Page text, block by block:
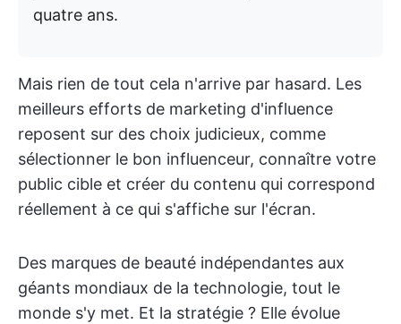
quatre ans.
Mais rien de tout cela n'arrive par hasard. Les
meilleurs efforts de marketing d'influence
reposent sur des choix judicieux, comme
sélectionner le bon influenceur, connaître votre
public cible et créer du contenu qui correspond
réellement à ce qui s'affiche sur l'écran.
Des marques de beauté indépendantes aux
géants mondiaux de la technologie, tout le
monde s'y met. Et la stratégie ? Elle évolue